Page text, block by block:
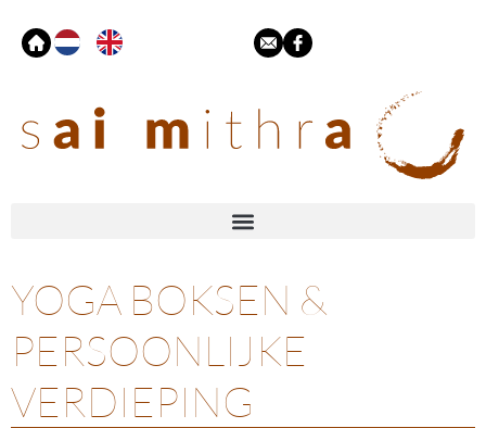
YOGA BOKSEN &
PERSOONLIJKE
VERDIEPING